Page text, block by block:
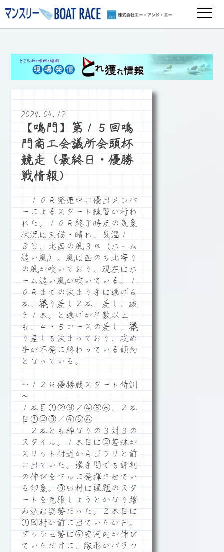
2024.04.12
【鳴門】第１５回鳴
門商工会議所会頭杯
競走（最終日・優勝
戦情報）
１０Ｒ発売中に優出メンバ
ーによるスタート練習が行わ
れた。１０Ｒ終了時点の気象
状況は天候・晴れ、気温１
８℃、北西の風３ｍ（ホーム
追い風）。風は西のち北寄り
の風が吹いており、現在はホ
ーム追い風が吹いている。１
０Ｒまでの決まり手は逃げ６
本、捲り差し２本、差し、抜
き１本。と逃げが半数以上
も、４・５コースの差し、捲
り差しも決まっており、攻め
手が不発に終わっている傾向
となっている。
～１２Ｒ優勝戦スタート特訓
～
１本目①②③／④⑤⑥、２本
目①②③／④⑤⑥
２本とも枠なりの３対３の
スタイル。１本目は②若林が
スリット付近からジワリと前
に出ていた。選手間でも評判
の伸びをフルに発揮させてい
る印象。③田村は課題のスタ
ートを克服しようとかなり踏
み込む姿勢だった。２本目は
①岡村が前に出ていたがＦ。
ダッシュ勢は④安河内が伸び
ていただけに、隊形がバラつ